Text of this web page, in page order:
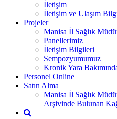
İletişim
İletişim ve Ulaşım
Projeler
Manisa İl Sağlık
Panellerimiz
İletişim Bilgileri
Sempozyumumuz
Kronik Yara
Personel Online
Satın Alma
Manisa İl Sağlık
Arşivinde Bulunan